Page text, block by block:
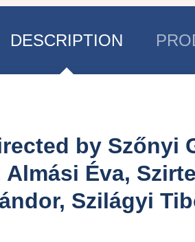
DESCRIPTION
by
Éva,
Szilágyi